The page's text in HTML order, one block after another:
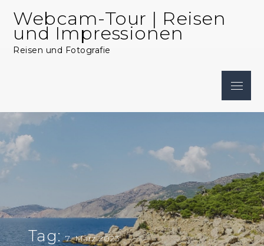
content
Webcam-Tour | Reisen
und Impressionen
Reisen und Fotografie
Menu
Tag:7. März 2023